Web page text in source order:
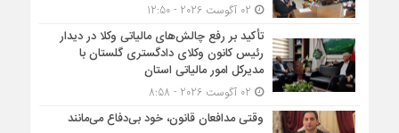
تأکید بر رفع چالش‌های مالیاتی وکلا در دیدار
رئیس کانون وکلای دادگستری گلستان با
مدیرکل امور مالیاتی استان
وقتی مدافعان قانون، خود بی‌دفاع می‌مانند